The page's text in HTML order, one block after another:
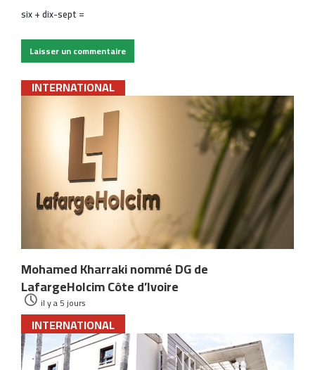
six + dix-sept =
INTERNATIONAL
Mohamed Kharraki nommé DG de
LafargeHolcim Côte d’Ivoire
il y a 5 jours
INTERNATIONAL